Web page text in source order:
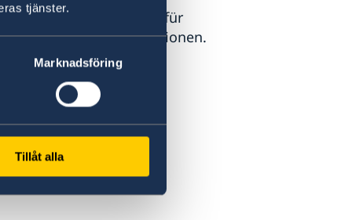
tjänster.
Marknadsföring
Tillåt alla
offizielle Website für
und Reiseinformationen.
Sweden